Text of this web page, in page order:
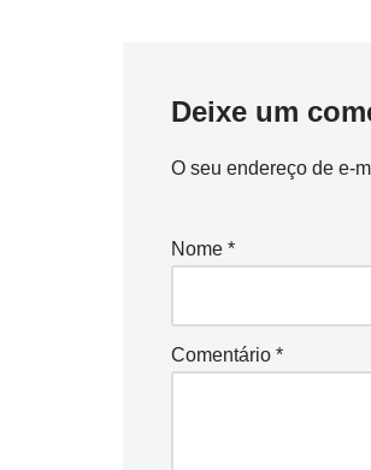
Deixe um
O seu endereço de e-
Nome *
Comentário *